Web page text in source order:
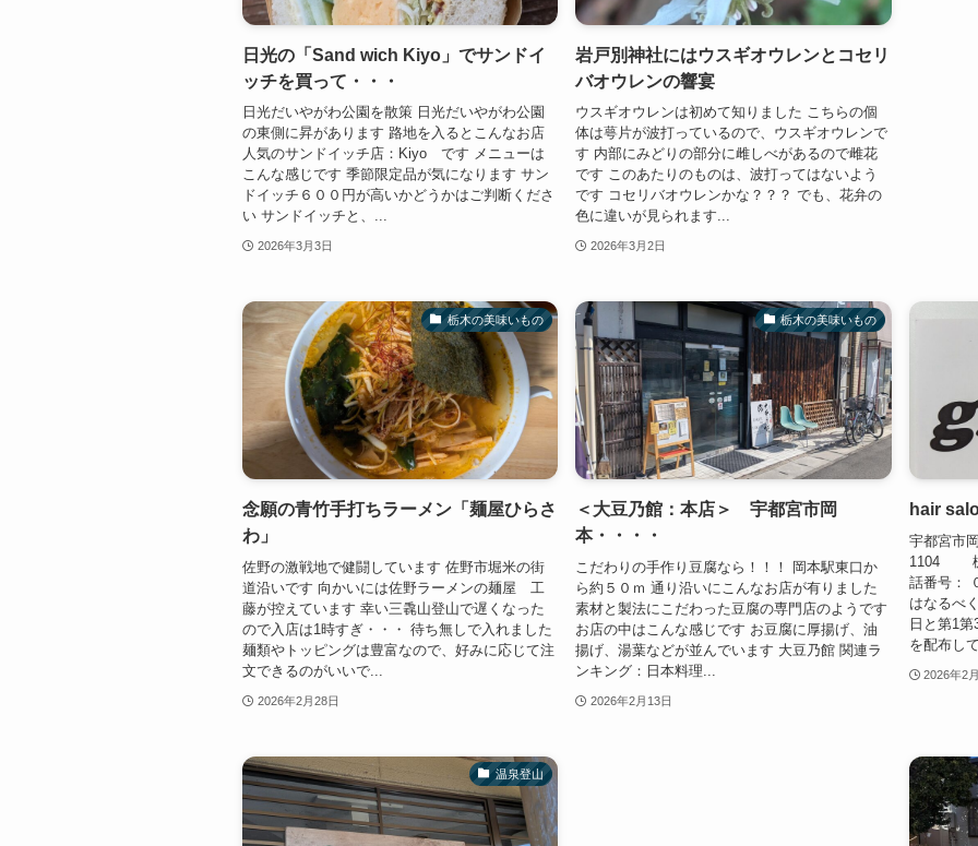
日光の「Sand wich Kiyo」でサンドイ
ッチを買って・・・
日光だいやがわ公園を散策 日光だいやがわ公園
の東側に昇があります 路地を入るとこんなお店
人気のサンドイッチ店：Kiyo です メニューは
こんな感じです 季節限定品が気になります サン
ドイッチ６００円が高いかどうかはご判断くださ
い サンドイッチと、...
2026年3月3日
岩戸別神社にはウスギオウレンとコセリ
バオウレンの響宴
ウスギオウレンは初めて知りました こちらの個
体は萼片が波打っているので、ウスギオウレンで
す 内部にみどりの部分に雌しべがあるので雌花
です このあたりのものは、波打ってはないよう
です コセリバオウレンかな？？？ でも、花弁の
色に違いが見られます...
2026年3月2日
栃木の美味いもの
念願の青竹手打ちラーメン「麺屋ひらさ
わ」
佐野の激戦地で健闘しています 佐野市堀米の街
道沿いです 向かいには佐野ラーメンの麺屋 工
藤が控えています 幸い三毳山登山で遅くなった
ので入店は1時すぎ・・・ 待ち無しで入れました
麺類やトッピングは豊富なので、好みに応じて注
文できるのがいいで...
2026年2月28日
栃木の美味いもの
＜大豆乃館：本店＞ 宇都宮市岡
本・・・・
こだわりの手作り豆腐なら！！！ 岡本駅東口か
ら約５０ｍ 通り沿いにこんなお店が有りました
素材と製法にこだわった豆腐の専門店のようです
お店の中はこんな感じです お豆腐に厚揚げ、油
揚げ、湯葉などが並んでいます 大豆乃館 関連ラ
ンキング：日本料理...
2026年2月13日
hair
宇都宮
1104 栃
話番号：
はなるべ
日と第1
を配布し
2026年2
温泉登山